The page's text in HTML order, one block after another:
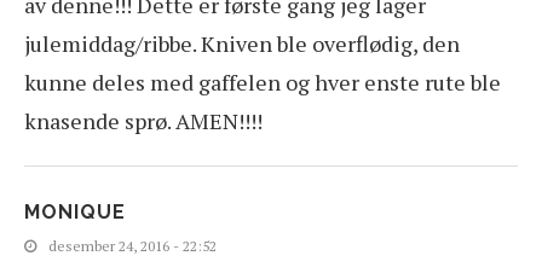
julemiddag/ribbe. Kniven ble overflødig, den
kunne deles med gaffelen og hver enste rute ble
knasende sprø. AMEN!!!!
MONIQUE
desember 24, 2016 - 22:52